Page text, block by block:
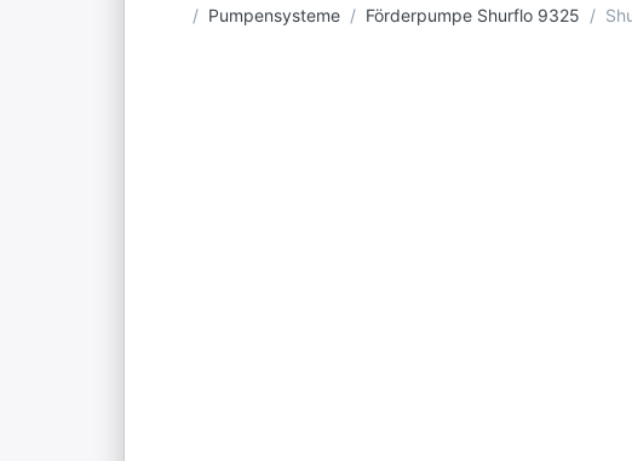
Startseite
Pumpensysteme Förderpumpe Shurflo 9325